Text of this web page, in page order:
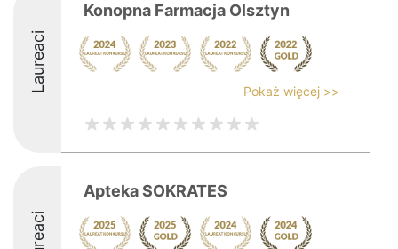
Laureaci
Konopna Farmacja Olsztyn
Pokaż więcej >>
Apteka SOKRATES